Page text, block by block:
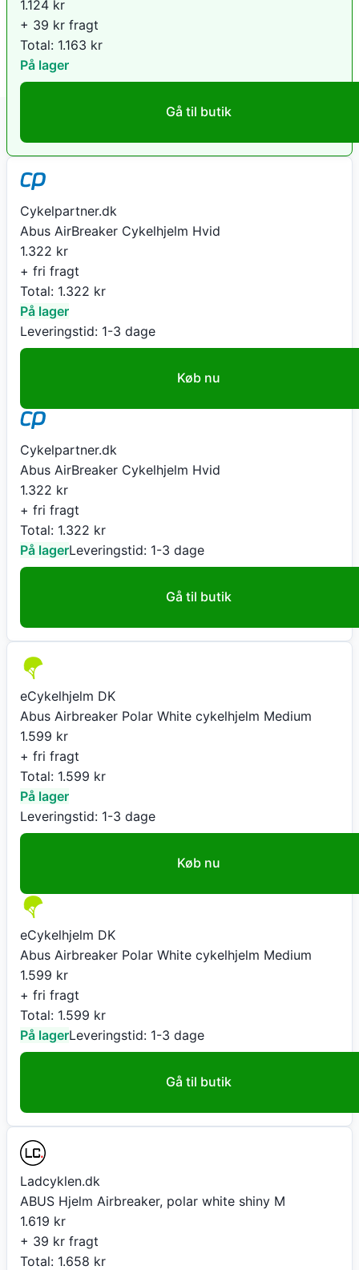
1.124 kr
+ 39 kr fragt
Total: 1.163 kr
På lager
Gå til butik
Cykelpartner.dk
Abus AirBreaker Cykelhjelm Hvid
1.322 kr
+ fri fragt
Total: 1.322 kr
På lager
Leveringstid: 1-3 dage
Køb nu
Cykelpartner.dk
Abus AirBreaker Cykelhjelm Hvid
1.322 kr
+ fri fragt
Total: 1.322 kr
På lagerLeveringstid: 1-3 dage
Gå til butik
eCykelhjelm DK
Abus Airbreaker Polar White cykelhjelm Medium
1.599 kr
+ fri fragt
Total: 1.599 kr
På lager
Leveringstid: 1-3 dage
Køb nu
eCykelhjelm DK
Abus Airbreaker Polar White cykelhjelm Medium
1.599 kr
+ fri fragt
Total: 1.599 kr
På lagerLeveringstid: 1-3 dage
Gå til butik
Ladcyklen.dk
ABUS Hjelm Airbreaker, polar white shiny M
1.619 kr
+ 39 kr fragt
Total: 1.658 kr